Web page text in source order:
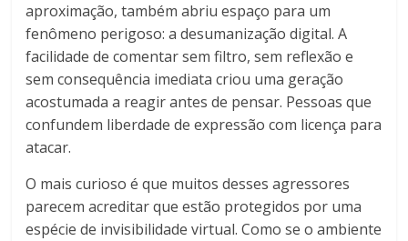
aproximação, também abriu espaço para um
fenômeno perigoso: a desumanização digital. A
facilidade de comentar sem filtro, sem reflexão e
sem consequência imediata criou uma geração
acostumada a reagir antes de pensar. Pessoas que
confundem liberdade de expressão com licença para
atacar.
O mais curioso é que muitos desses agressores
parecem acreditar que estão protegidos por uma
espécie de invisibilidade virtual. Como se o ambiente